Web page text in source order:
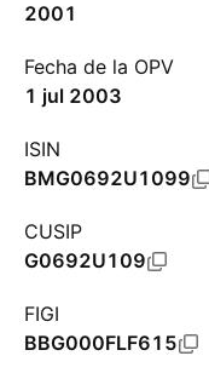
2001
Fecha de la OPV
1 jul 2003
ISIN
BMG0692U1099
CUSIP
G0692U109
FIGI
BBG000FLF615